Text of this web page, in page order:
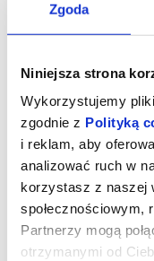
Zgoda
Niniejsza strona
Wykorzystujemy
zgodnie z Polityką
i reklam, aby
analizować ruch w
korzystasz z naszej
społecznościowym,
Partnerzy mogą
otrzymanymi od